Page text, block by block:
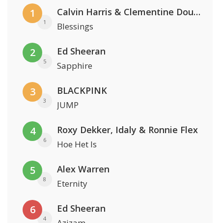
1
1
Calvin Harris & Clementine Douglas
Blessings
2
5
Ed Sheeran
Sapphire
3
3
BLACKPINK
JUMP
4
6
Roxy Dekker, Idaly & Ronnie Flex
Hoe Het Is
5
8
Alex Warren
Eternity
6
4
Ed Sheeran